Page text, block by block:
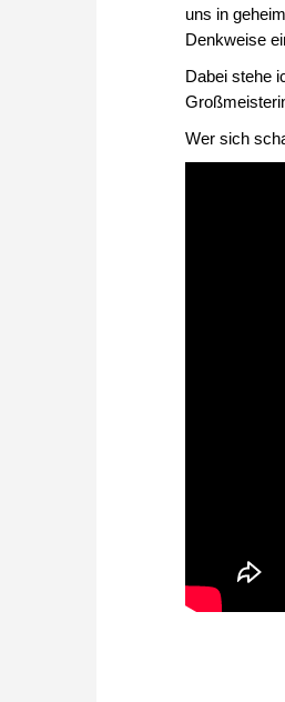
uns in
Denkweise
Dabei stehe
Wer sich